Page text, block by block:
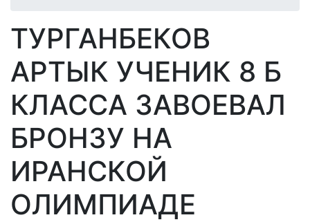
ТУРГАНБЕКОВ
АРТЫК УЧЕНИК 8 Б
КЛАССА ЗАВОЕВАЛ
БРОНЗУ НА
ИРАНСКОЙ
ОЛИМПИАДЕ